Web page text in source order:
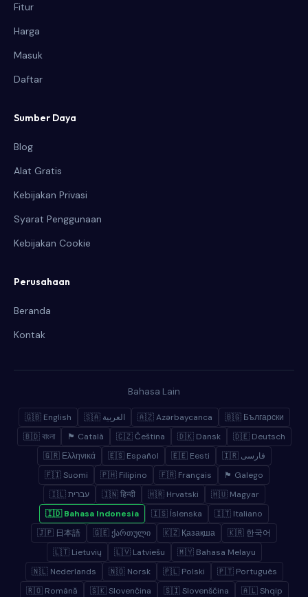
Fitur
Harga
Masuk
Daftar
Sumber Daya
Blog
Alat Gratis
Kebijakan Privasi
Syarat Penggunaan
Kebijakan Cookie
Perusahaan
Beranda
Kontak
Bahasa Lain
🇬🇧 English 🇸🇦 العربية 🇦🇿 Azərbaycanca
🇧🇬 Български
🇧🇩 বাংলা
🏴 Català 🇨🇿 Čeština 🇩🇰 Dansk
🇩🇪 Deutsch
🇬🇷 Ελληνικά
🇪🇸 Español 🇪🇪 Eesti
🇮🇷 فارسی
🇫🇮 Suomi
🇵🇭 Filipino 🇫🇷 Français
🏴 Galego
🇮🇱 עברית
🇮🇳 हिन्दी 🇭🇷 Hrvatski
🇭🇺 Magyar
🇮🇩 Bahasa Indonesia
🇮🇸 Íslenska
🇮🇹 Italiano
🇯🇵 日本語
🇬🇪 ქართული 🇰🇿 Қазақша
🇰🇷 한국어
🇱🇹 Lietuvių
🇱🇻 Latviešu
🇲🇾 Bahasa Melayu
🇳🇱 Nederlands
🇳🇴 Norsk 🇵🇱 Polski
🇵🇹 Português
🇷🇴 Română
🇸🇰 Slovenčina 🇸🇮 Slovenščina 🇦🇱 Shqip